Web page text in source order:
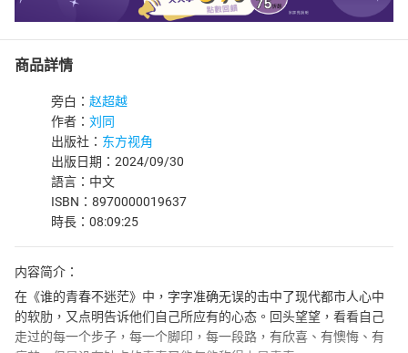
商品詳情
旁白： 赵超越
作者： 刘同
出版社： 东方视角
出版日期：2024/09/30
語言：中文
ISBN：8970000019637
時長：08:09:25
内容简介：
在《谁的青春不迷茫》中，字字准确无误的击中了现代都市人心中
的软肋，又点明告诉他们自己所应有的心态。回头望望，看看自己
走过的每一个步子，每一个脚印，每一段路，有欣喜、有懊悔、有